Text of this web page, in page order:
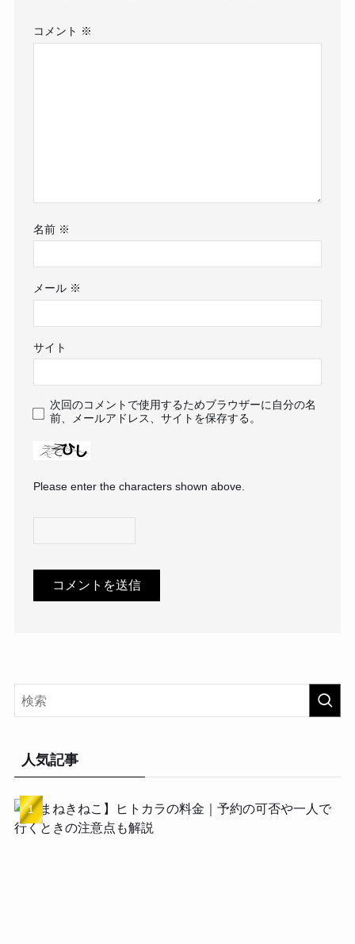
コメント ※
名前 ※
メール ※
サイト
次回のコメントで使用するためブラウザーに自分の名
前、メールアドレス、サイトを保存する。
Please enter the characters shown above.
人気記事